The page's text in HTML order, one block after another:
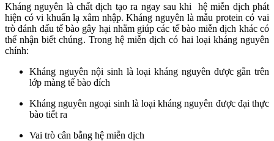
Kháng nguyên là chất dịch tạo ra ngay sau khi hệ miễn dịch phát
hiện có vi khuẩn lạ xâm nhập. Kháng nguyên là mẫu protein có vai
trò đánh dấu tế bào gây hại nhằm giúp các tế bào miễn dịch khác có
thể nhận biết chúng. Trong hệ miễn dịch có hai loại kháng nguyên
chính:
Kháng nguyên nội sinh là loại kháng nguyên được gắn trên
lớp màng tế bào đích
Kháng nguyên ngoại sinh là loại kháng nguyên được đại thực
bào tiết ra
Vai trò cân bằng hệ miễn dịch